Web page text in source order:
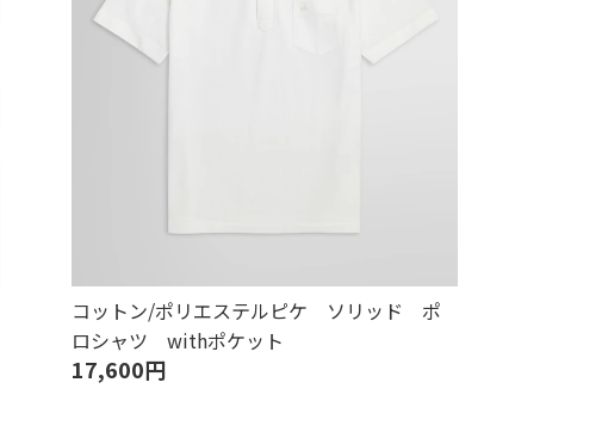
コットン/ポリエステルピケ ソリッド ポ
ロシャツ withポケット
17,600円